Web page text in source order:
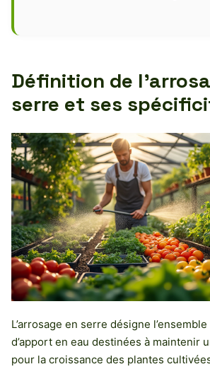
Définition de
serre et ses
L’arrosage en serre désigne
d’apport en eau destinées à maintenir
pour la croissance des plantes